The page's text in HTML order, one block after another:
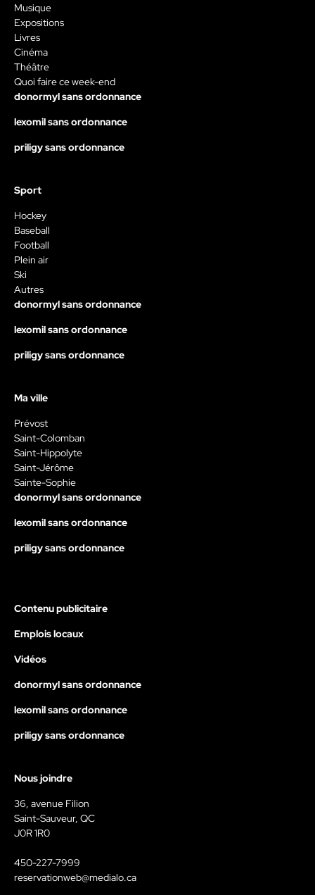
Musique
Expositions
Livres
Cinéma
Théâtre
Quoi faire ce week-end
donormyl sans ordonnance
lexomil sans ordonnance
priligy sans ordonnance
Sport
Hockey
Baseball
Football
Plein air
Ski
Autres
donormyl sans ordonnance
lexomil sans ordonnance
priligy sans ordonnance
Ma ville
Prévost
Saint-Colomban
Saint-Hippolyte
Saint-Jérôme
Sainte-Sophie
donormyl sans ordonnance
lexomil sans ordonnance
priligy sans ordonnance
Contenu publicitaire
Emplois locaux
Vidéos
donormyl sans ordonnance
lexomil sans ordonnance
priligy sans ordonnance
Nous joindre
36, avenue Filion
Saint-Sauveur, QC
J0R 1R0
450-227-7999
reservationweb@medialo.ca